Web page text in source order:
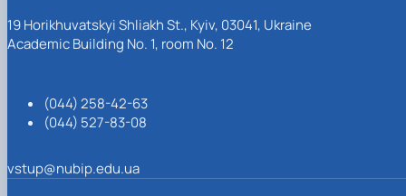
19 Horikhuvatskyi Shliakh St., Kyiv, 03041, Ukraine
Academic Building No. 1, room No. 12
(044) 258-42-63
(044) 527-83-08
vstup@nubip.edu.ua